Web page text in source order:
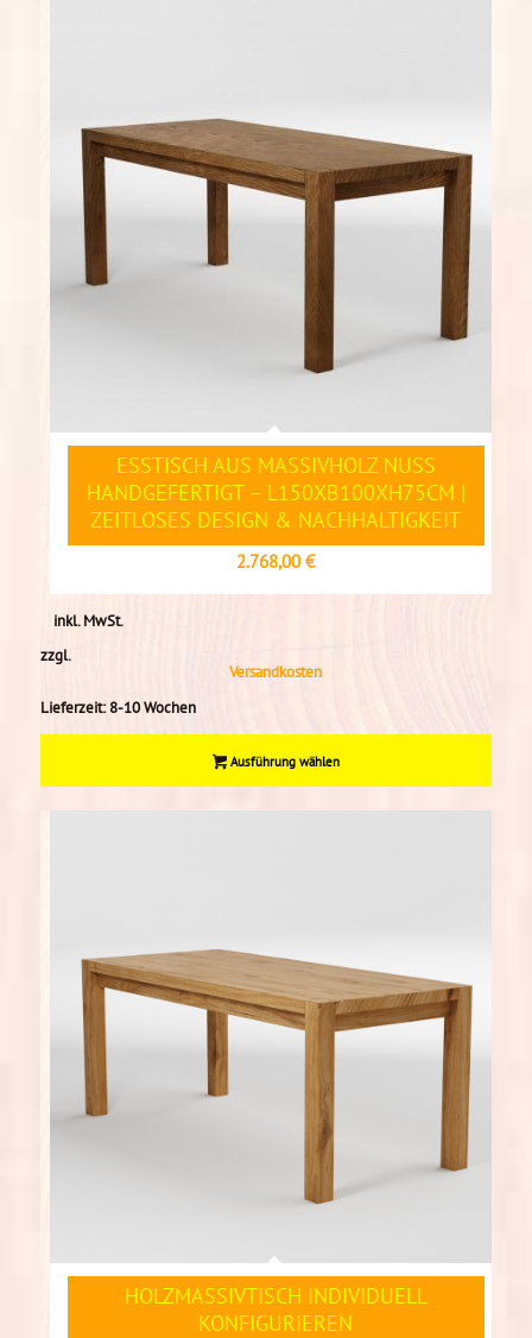
ESSTISCH AUS MASSIVHOLZ NUSS
HANDGEFERTIGT – L150XB100XH75CM |
ZEITLOSES DESIGN & NACHHALTIGKEIT
2.768,00€
inkl. MwSt.
zzgl.
Versandkosten
Lieferzeit:8-10 Wochen
Ausführung wählen
HOLZMASSIVTISCH INDIVIDUELL
KONFIGURIEREN